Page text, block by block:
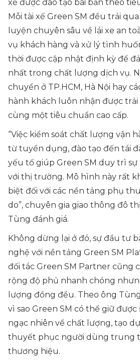
xế được đào tạo bài bản theo
Mỗi tài xế Green SM đều trải
luyện chuyên sâu về lái xe an
vụ khách hàng và xử lý tình
thời được cập nhật định kỳ để
nhất trong chất lượng dịch vụ.
chuyển ở TP.HCM, Hà Nội hay
hành khách luôn nhận được
cùng một tiêu chuẩn cao cấp.
“Việc kiểm soát chất lượng vận
từ tuyển dụng, đào tạo đến tái
yếu tố giúp Green SM duy trì sự
với thị trường. Mô hình này rất
biệt đối với các nền tảng phụ
do”, chuyên gia giao thông đô
Tùng đánh giá.
Không dừng lại ở đó, sự đầu tư
nghệ với nền tảng Green SM
đối tác Green SM Partner cũng
rộng độ phủ nhanh chóng
lượng đồng đều. Theo ông
vì sao Green SM có thể giữ
ngạc nhiên về chất lượng, tạo
thuyết phục người dùng trung
thương hiệu.